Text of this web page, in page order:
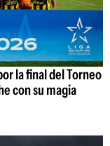
la final del Torneo
con su magia